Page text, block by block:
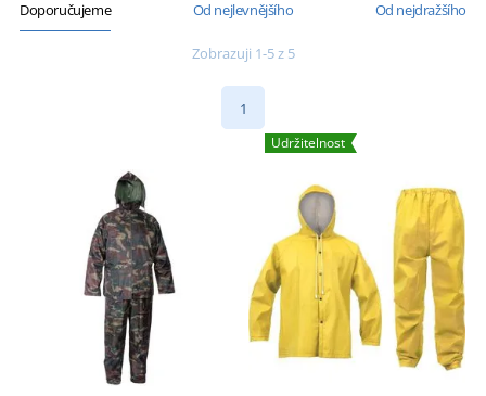
Doporučujeme Od nejlevnějšího Od nejdražšího
Zobrazuji 1-5 z 5
1
Udržitelnost